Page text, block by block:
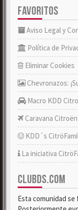
FAVORITOS
Aviso Legal y
Política de
Eliminar Cookies
Chevronazos:
Macro KDD
Caravana
KDD´s
La iniciativa
CLUBDS.COM
Esta comunidad se